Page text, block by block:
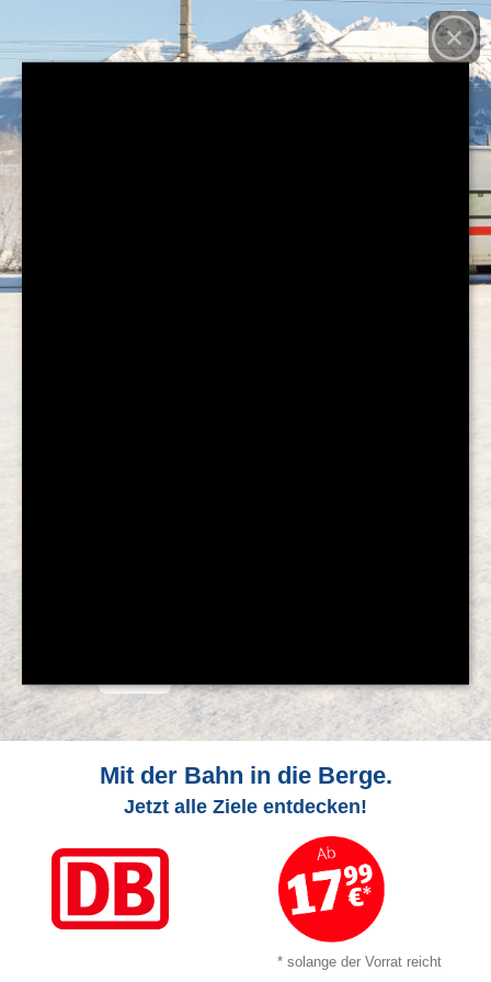
Mit der Bahn in die Berge.
Jetzt alle Ziele entdecken!
* solange der Vorrat reicht